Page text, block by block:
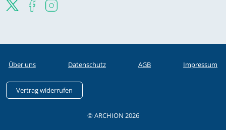
Über uns Datenschutz AGB Impressum
Vertrag widerrufen
© ARCHION 2026